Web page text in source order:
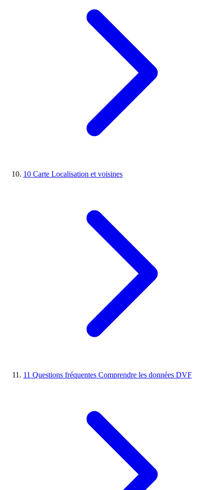
10 Carte Localisation et voisines
11 Questions fréquentes Comprendre les données DVF